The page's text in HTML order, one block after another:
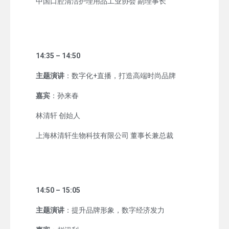
14:35 – 14:50
主题演讲 ：数字化+直播，打造高端时尚品牌
嘉宾 ：孙来春
林清轩 创始人
上海林清轩生物科技有限公司 董事长兼总裁
14:50 – 15:05
主题演讲 ：提升品牌形象，数字经济发力